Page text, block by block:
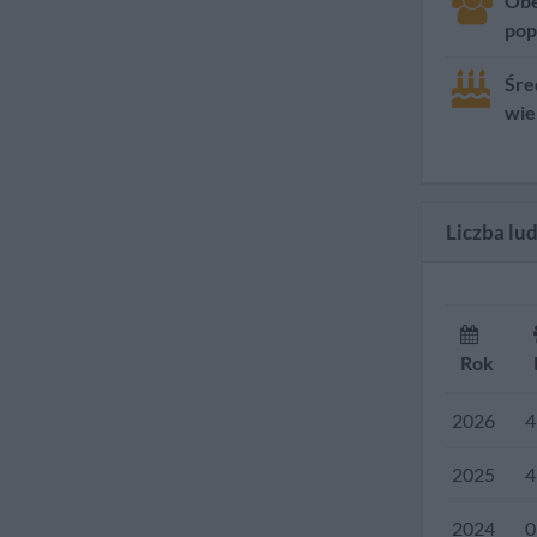
Liczba
Rok
2026
2025
2024 0